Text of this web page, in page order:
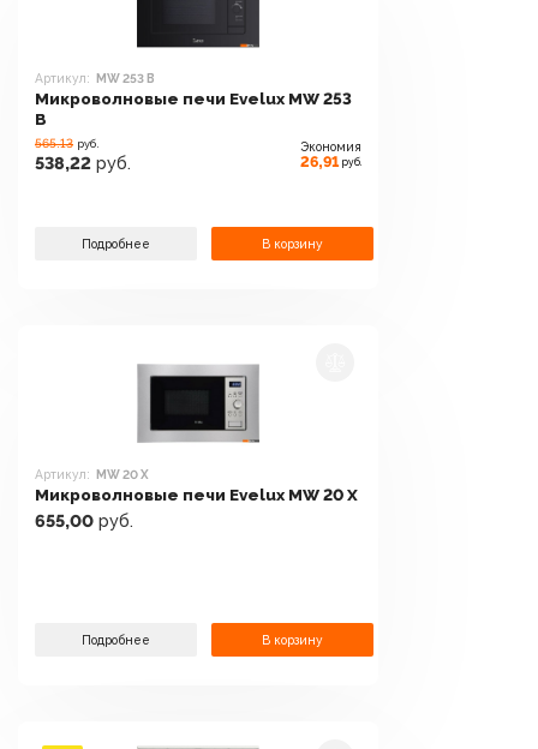
Артикул: MW 253 B
Микроволновые печи Evelux MW 253
B
565.13 руб.
538,22 руб.
Экономия
26,91 руб.
Подробнее В корзину
Артикул: MW 20 X
Микроволновые печи Evelux MW 20 X
655,00 руб.
Подробнее В корзину